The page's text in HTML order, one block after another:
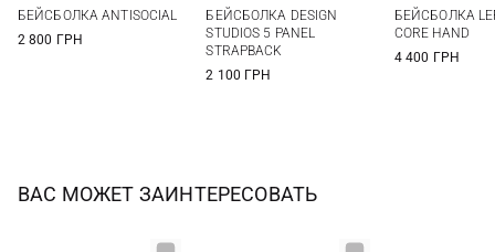
БЕЙСБОЛКА ANTISOCIAL
2 800 ГРН
БЕЙСБОЛКА DESIGN
STUDIOS 5 PANEL
STRAPBACK
2 100 ГРН
БЕЙСБОЛКА
CORE HAND
4 400 ГРН
ВАС МОЖЕТ ЗАИНТЕРЕСОВАТЬ